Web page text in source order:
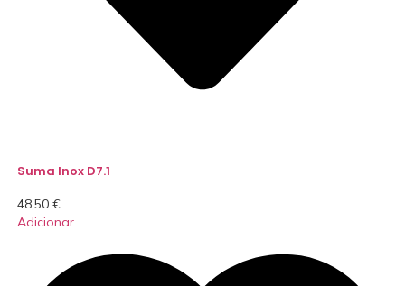
Suma Inox D7.1
48,50 €
Adicionar